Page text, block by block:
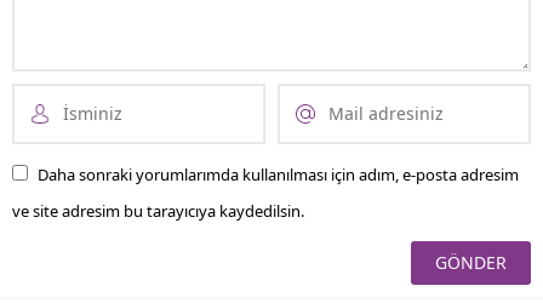
Daha sonraki yorumlarımda kullanılması için adım, e-posta adresim
ve site adresim bu tarayıcıya kaydedilsin.